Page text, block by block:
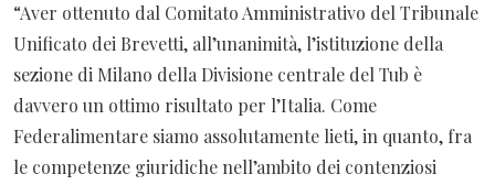
“Aver ottenuto dal Comitato Amministrativo del Tribunale
Unificato dei Brevetti, all’unanimità, l’istituzione della
sezione di Milano della Divisione centrale del Tub è
davvero un ottimo risultato per l’Italia. Come
Federalimentare siamo assolutamente lieti, in quanto, fra
le competenze giuridiche nell’ambito dei contenziosi